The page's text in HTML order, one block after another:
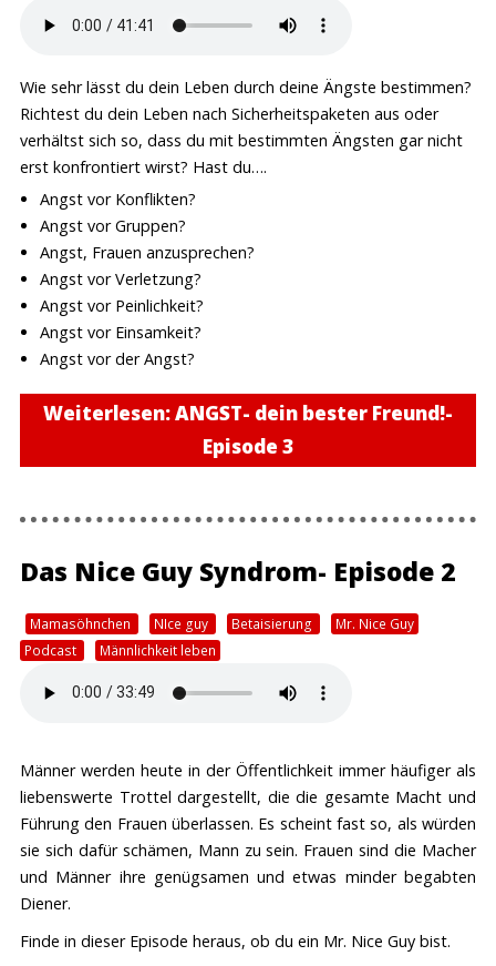
Wie sehr lässt du dein Leben durch deine Ängste bestimmen?
Richtest du dein Leben nach Sicherheitspaketen aus oder
verhältst sich so, dass du mit bestimmten Ängsten gar nicht
erst konfrontiert wirst? Hast du….
Angst vor Konflikten?
Angst vor Gruppen?
Angst, Frauen anzusprechen?
Angst vor Verletzung?
Angst vor Peinlichkeit?
Angst vor Einsamkeit?
Angst vor der Angst?
Weiterlesen: ANGST- dein bester Freund!-
Episode 3
Das Nice Guy Syndrom- Episode 2
Mamasöhnchen NIce guy Betaisierung
Mr. Nice Guy
Podcast
Männlichkeit leben
Männer werden heute in der Öffentlichkeit immer häufiger als
liebenswerte Trottel dargestellt, die die gesamte Macht und
Führung den Frauen überlassen. Es scheint fast so, als würden
sie sich dafür schämen, Mann zu sein. Frauen sind die Macher
und Männer ihre genügsamen und etwas minder begabten
Diener.
Finde in dieser Episode heraus, ob du ein Mr. Nice Guy bist.